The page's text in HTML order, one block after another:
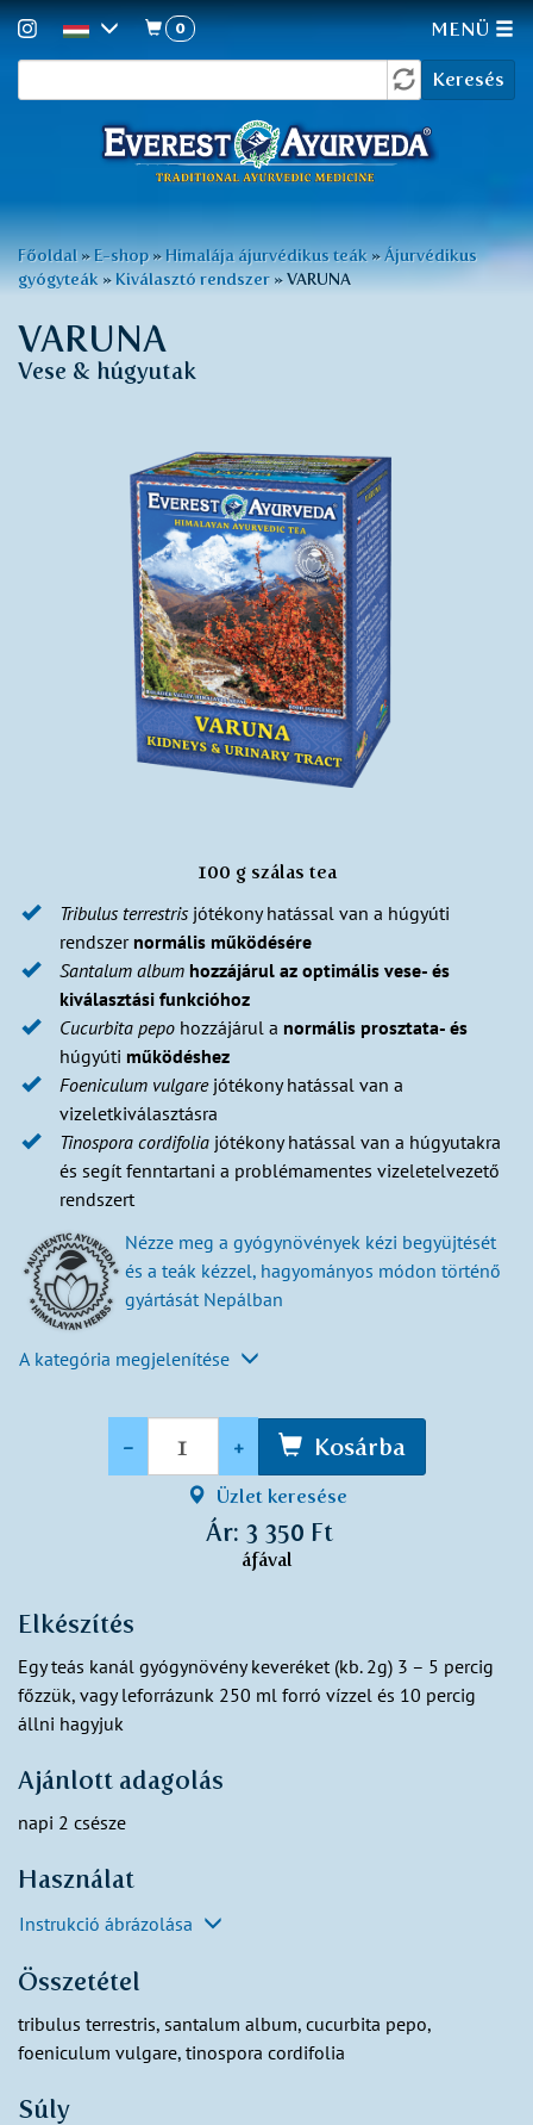
űrlap
Keresés
0 MENÜ
Jelenlegi
hely
Főoldal » E-shop »Himalája ájurvédikus teák » Ájurvédikus
gyógyteák »Kiválasztó rendszer »VARUNA
VARUNA
Vese & húgyutak
100 g szálas tea
Tribulus terrestris jótékony hatással van a húgyúti
rendszer normális működésére
Santalum album hozzájárul az optimális vese- és
kiválasztási funkcióhoz
Cucurbita pepo hozzájárul a normális prosztata- és
húgyúti működéshez
Foeniculum vulgarejótékony hatással van a
vizeletkiválasztásra
Tinospora cordifolia jótékony hatással van a húgyutakra
és segít fenntartani a problémamentes vizeletelvezető
rendszert
Nézze meg a gyógynövények kézi begyüjtését
és a teák kézzel, hagyományos módon történő
gyártását Nepálban
A kategória megjelenítése
- + Kosárba
Üzlet keresése
Ár: 3 350 Ft
áfával
Elkészítés
Egy teás kanál gyógynövény keveréket (kb. 2g) 3 – 5 percig
főzzük, vagy leforrázunk 250 ml forró vízzel és 10 percig
állni hagyjuk
Ajánlott adagolás
napi 2 csésze
Használat
Instrukció ábrázolása
Összetétel
tribulus terrestris, santalum album, cucurbita pepo,
foeniculum vulgare, tinospora cordifolia
Súly